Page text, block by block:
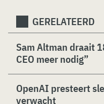
GERELATEERD
Sam Altman draait
CEO meer nodig”
OpenAI presteert
verwacht